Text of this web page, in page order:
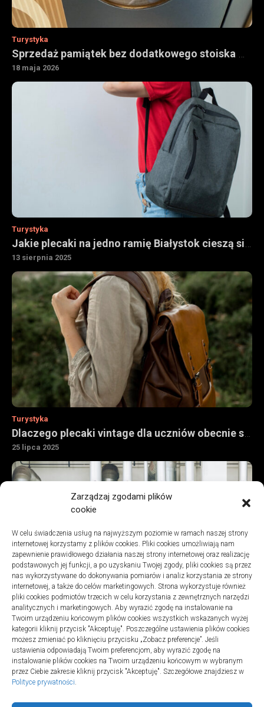
Zarządzaj zgodami plików
cookie
W celu świadczenia usług na najwyższym poziomie w ramach naszej strony
internetowej korzystamy z plików cookies. Pliki cookies umożliwiają nam
zapewnienie prawidłowego działania naszej strony internetowej oraz realizację
podstawowych jej funkcji, a po uzyskaniu Twojej zgody, pliki cookies są przez
nas wykorzystywane do dokonywania pomiarów i analiz korzystania ze strony
internetowej, a także do celów marketingowych. Strona wykorzystuje również
pliki cookies podmiotów trzecich w celu korzystania z zewnętrznych narzędzi
analitycznych i marketingowych. Aby wyrazić zgodę na instalowanie na
Twoim urządzeniu końcowym plików cookies wszystkich wskazanych wyżej
kategorii kliknij przycisk "Akceptuję". Poszczególne ustawienia plików cookies
możesz zmieniać po kliknięciu przycisku „Zobacz preferencje”. Jeśli
ustawienia odpowiadają Twoim preferencjom, aby wyrazić zgodę na
instalowanie plików cookies na Twoim urządzeniu końcowym w wybranym
przez Ciebie zakresie kliknij przycisk "Akceptuję". Szczegółowe znajdziesz w
Polityce prywatności.
Turystyka
Sprzedaż pamiątek bez dodatkowego stoiska — jak urządzenia vendingowe wspierają obiekty turystyczne
18 maja 2026
Turystyka
13 sierpnia 2025
Turystyka
25 lipca 2025
Turystyka
Jak znaleźć dobrą firmę do sanitarnych instalacji w szpitalach
20 lipca 2025